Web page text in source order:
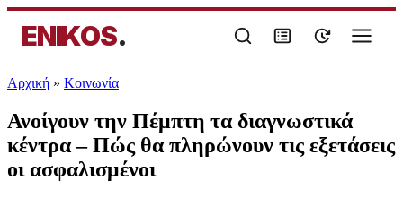
ENIKOS.
Αρχική » Κοινωνία
Ανοίγουν την Πέμπτη τα διαγνωστικά
κέντρα – Πώς θα πληρώνουν τις εξετάσεις
οι ασφαλισμένοι